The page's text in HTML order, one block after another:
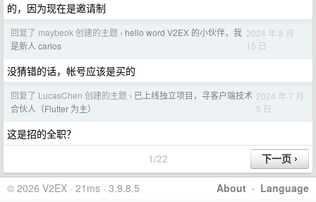
的，因为现在是邀请制
回复了 maybeok 创建的主题 › hello word V2EX 的小伙伴，我
是新人 carlos
2024 年 8 月
15 日
没猜错的话，帐号应该是买的
回复了 LucasChen 创建的主题 › 已上线独立项目，寻客户端技术
合伙人（Flutter 为主）
2024 年 7 月
5 日
这是招的全职？
1/22
About · Language
© 2026 V2EX · 21ms · 3.9.8.5